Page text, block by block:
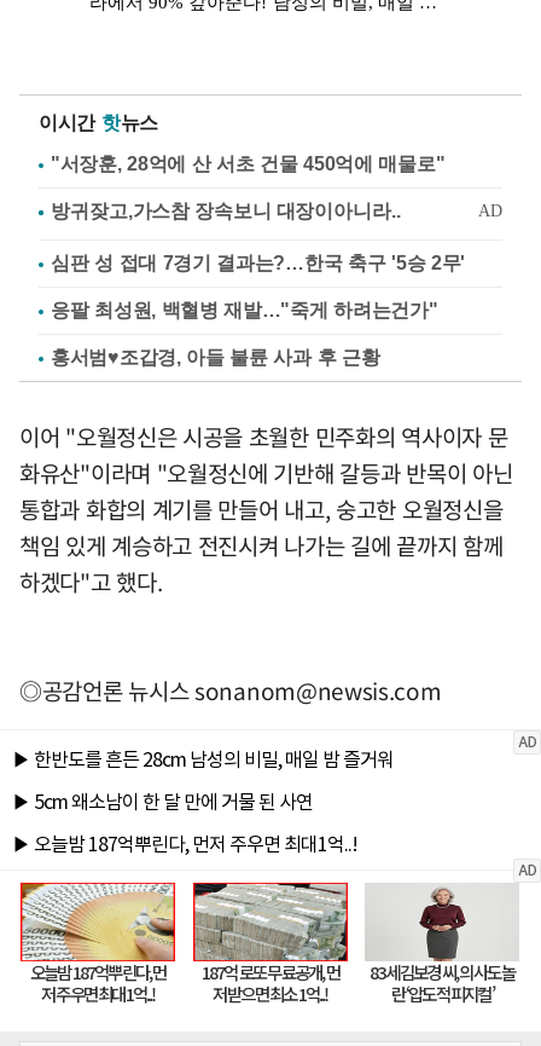
이시간 핫뉴스
"서장훈, 28억에 산 서초 건물 450억에 매물로"
심판 성 접대 7경기 결과는?…한국 축구 '5승 2무'
응팔 최성원, 백혈병 재발…"죽게 하려는건가"
홍서범♥조갑경, 아들 불륜 사과 후 근황
이어 "오월정신은 시공을 초월한 민주화의 역사이자 문
화유산"이라며 "오월정신에 기반해 갈등과 반목이 아닌
통합과 화합의 계기를 만들어 내고, 숭고한 오월정신을
책임 있게 계승하고 전진시켜 나가는 길에 끝까지 함께
하겠다"고 했다.
◎공감언론 뉴시스sonanom@newsis.com